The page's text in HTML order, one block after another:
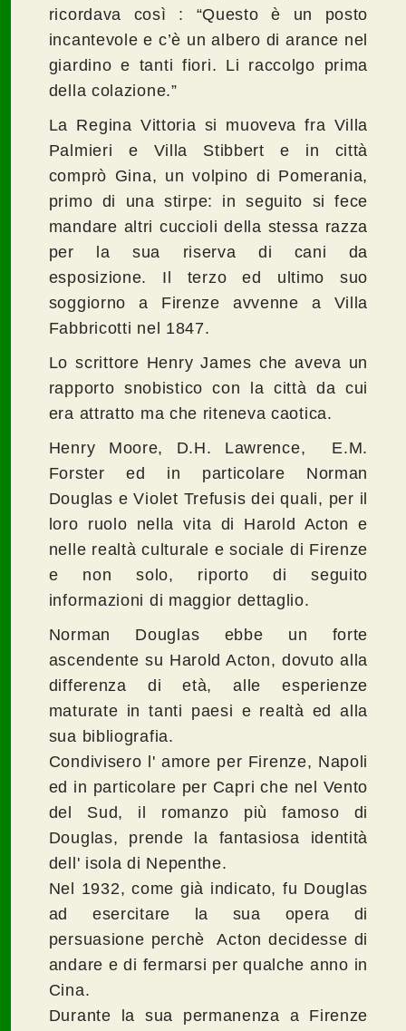
ricordava così : “Questo è un posto
incantevole e c’è un albero di arance nel
giardino e tanti fiori. Li raccolgo prima
della colazione.”
La Regina Vittoria si muoveva fra Villa
Palmieri e Villa Stibbert e in città
comprò Gina, un volpino di Pomerania,
primo di una stirpe: in seguito si fece
mandare altri cuccioli della stessa razza
per la sua riserva di cani da
esposizione. Il terzo ed ultimo suo
soggiorno a Firenze avvenne a Villa
Fabbricotti nel 1847.
Lo scrittore Henry James che aveva un
rapporto snobistico con la città da cui
era attratto ma che riteneva caotica.
Henry Moore, D.H. Lawrence, E.M.
Forster ed in particolare Norman
Douglas e Violet Trefusis dei quali, per il
loro ruolo nella vita di Harold Acton e
nelle realtà culturale e sociale di Firenze
e non solo, riporto di seguito
informazioni di maggior dettaglio.
Norman Douglas ebbe un forte
ascendente su Harold Acton, dovuto alla
differenza di età, alle esperienze
maturate in tanti paesi e realtà ed alla
sua bibliografia.
Condivisero l' amore per Firenze, Napoli
ed in particolare per Capri che nel Vento
del Sud, il romanzo più famoso di
Douglas, prende la fantasiosa identità
dell' isola di Nepenthe.
Nel 1932, come già indicato, fu Douglas
ad esercitare la sua opera di
persuasione perchè Acton decidesse di
andare e di fermarsi per qualche anno in
Cina.
Durante la sua permanenza a Firenze